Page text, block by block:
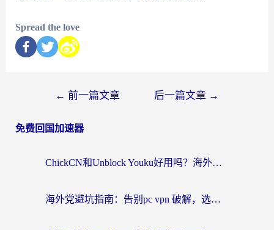
Spread the love
← 前一篇文章 后一篇文章 →
免费回国加速器
ChickCN和Unblock Youku好用吗？海外党亲测3款回国加速器，附iOS免费选择指南
海外党避坑指南：告别pc vpn 破解，选对回国加速器轻松访问国内资源